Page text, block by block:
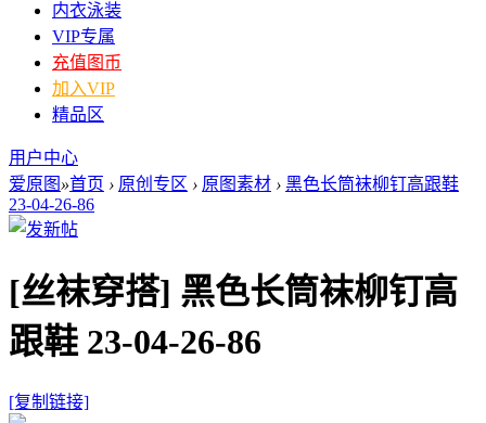
内衣泳装
VIP专属
充值图币
加入VIP
精品区
用户中心
爱原图 »首页 › 原创专区 › 原图素材 › 黑色长筒袜柳钉高跟鞋
23-04-26-86
[丝袜穿搭] 黑色长筒袜柳钉高
跟鞋 23-04-26-86
[复制链接]